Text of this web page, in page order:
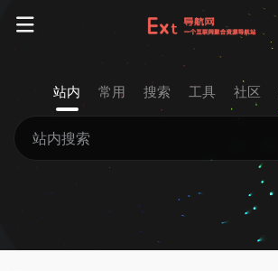
站内 常用 搜索 工具 社区